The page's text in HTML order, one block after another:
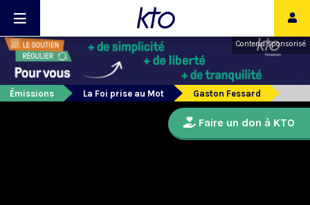
Contenu sponsorisé
Émissions La Foi prise au Mot Gaston Fessard
Faire un don à KTO